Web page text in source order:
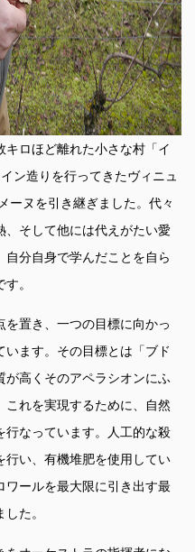
キロほど離れた小さな村「イ
ン造りを行ってきたヴィニュ
ーヌを引き継ぎました。代々
、そして他には代えがたい愛
分自身で学んだことを自ら
。
置き、一つの目標に向かっ
ます。その目標とは「ブド
が高くそのアペラシオンにふ
これを実現するために、自然
行なっています。人工的な殺
行い、有機堆肥を使用してい
ワールを最大限に引き出す最
た。